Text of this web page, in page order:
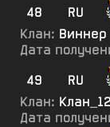
48
RU
Клан: Виннер
Дата
49
RU
Клан:
Дата